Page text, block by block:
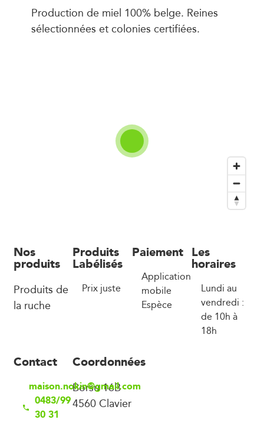
Production de miel 100% belge. Reines
sélectionnées et colonies certifiées.
Nos
produits
Produits de
la ruche
Produits
Labélisés
Prix juste
Paiement
Application
mobile
Espèce
Les
horaires
Lundi au
vendredi :
de 10h à
18h
Contact
maison.nokin@gmail.com
0483/99
30 31
Coordonnées
Borsu 16B
4560 Clavier